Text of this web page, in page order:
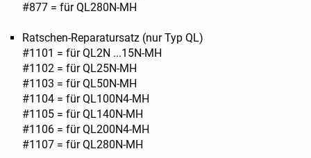
#877 = für QL280N-MH
Ratschen-Reparatursatz (nur Typ QL)
#1101 = für QL2N ...15N-MH
#1102 = für QL25N-MH
#1103 = für QL50N-MH
#1104 = für QL100N4-MH
#1105 = für QL140N-MH
#1106 = für QL200N4-MH
#1107 = für QL280N-MH